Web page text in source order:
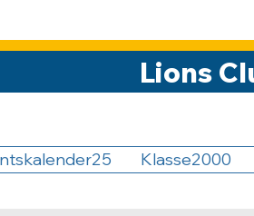
Lions
Klasse2000